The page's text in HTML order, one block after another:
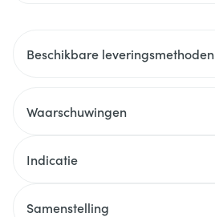
Beschikbare leveringsmethoden
Waarschuwingen
Indicatie
Samenstelling